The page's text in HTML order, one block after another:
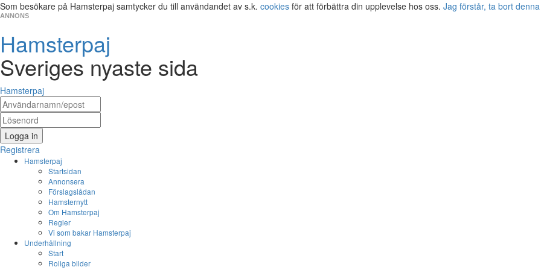
Som besökare på Hamsterpaj samtycker du till användandet av s.k. cookies för att förbättra din upplevelse hos oss. Jag förstår, ta bort
ANNONS
Hamsterpaj
Sveriges nyaste sida
Hamsterpaj
Logga in
Registrera
Hamsterpaj
Startsidan
Annonsera
Förslagslådan
Hamsternytt
Om Hamsterpaj
Regler
Vi som bakar Hamsterpaj
Underhållning
Start
Roliga bilder